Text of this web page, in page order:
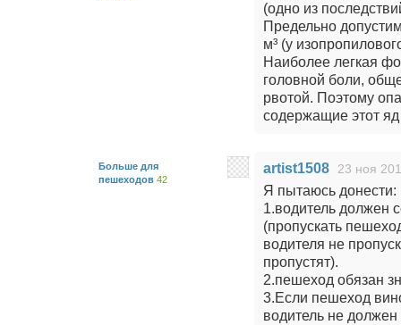
(одно из
Предельно
м³ (у
Наиболее легкая
головной боли,
рвотой. Поэтому
содержащие этот
Больше для
пешеходов 42
artist1508 23 ноя
Я пытаюсь донести:
1.водитель должен
(пропускать
водителя не
пропустят).
2.пешеход обязан
3.Если пешеход
водитель не должен